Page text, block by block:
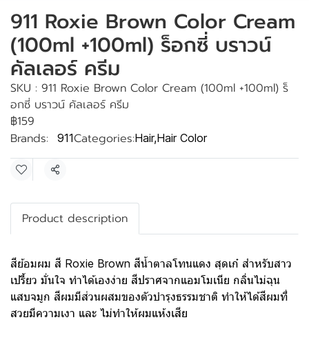
911 Roxie Brown Color Cream
(100ml +100ml) ร็อกซี่ บราวน์
คัลเลอร์ ครีม
SKU : 911 Roxie Brown Color Cream (100ml +100ml) ร็
อกซี่ บราวน์ คัลเลอร์ ครีม
฿159
Brands:
911Categories:Hair,Hair Color
Share
Product description
สีย้อมผม สี Roxie Brown สีน้ำตาลโทนแดง สุดเก๋ สำหรับสาว
เปรี้ยว มั่นใจ ทำได้เองง่าย สีปราศจากแอมโมเนีย กลิ่นไม่ฉุน
แสบจมูก สีผมมีส่วนผสมของตัวบำรุงธรรมชาติ ทำให้ได้สีผมที่
สวยมีความเงา และ ไม่ทำให้ผมแห้งเสีย